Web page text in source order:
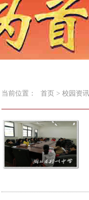
当前位置： 首页 > 校园资讯